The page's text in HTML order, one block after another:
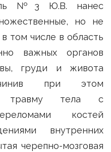
№3 Ю.В. нанес
но не
том числе в область
важных органов
груди и живота
при этом
травму тела с
костей
внутренних
черепно-мозговая